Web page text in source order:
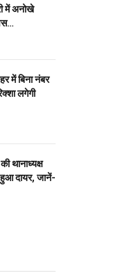
में अनोखे
में बिना नंबर
लगेगी
थानाध्यक्ष
दायर, जानें-